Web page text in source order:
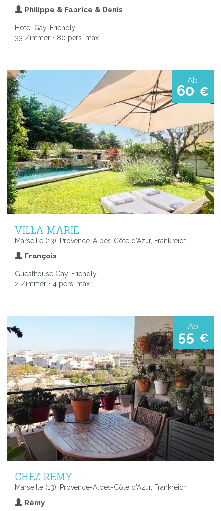
Philippe & Fabrice & Denis
Hotel Gay-Friendly
33 Zimmer • 80 pers. max.
Ab
60 €
VILLA MARIE
Marseille (13), Provence-Alpes-Côte d’Azur, Frankreich
François
Guesthouse Gay-Friendly
2 Zimmer • 4 pers. max.
Ab
55 €
CHEZ REMY
Marseille (13), Provence-Alpes-Côte d’Azur, Frankreich
Rémy